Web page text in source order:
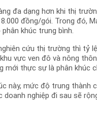
đa dạng hơn khi thị
đồng/gói. Trong đó,
khúc trung bình.
cứu thị trường thì tỷ
vực ven đô và nông
mới thực sự là phân khúc
này, mức độ trung thành
doanh nghiệp đi sau sẽ